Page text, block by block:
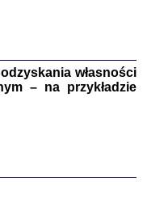
Jan Grabowski
własności
– na przykładzie